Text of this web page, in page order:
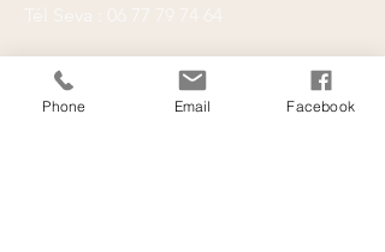
Phone Email Facebook